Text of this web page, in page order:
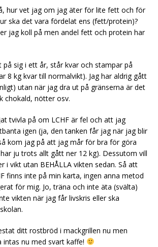
hur vet jag om jag äter för lite fett och för
ska det vara fördelat ens (fett/protein)?
jag koll på men andel fett och protein har
på sig i ett år, står kvar och stampar på
8 kg kvar till normalvikt). Jag har aldrig gått
utan när jag dra ut på gränserna är det
chokald, nötter osv.
tvivla på om LCHF är fel och att jag
igen (ja, den tanken får jag när jag blir
kom jag på att jag mår för bra för göra
ju trots allt gått ner 12 kg). Dessutom vill
i vikt utan BEHÅLLA vikten sedan. Så att
finns inte på min karta, ingen anna metod
för mig. Jo, träna och inte äta (svälta)
vikten när jag får livskris eller ska
ditt rostbröd i mackgrillen nu men
intas nu med svart kaffe!